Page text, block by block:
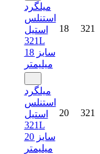
میلگرد
استنلس
استیل
321L
سایز 18
میلیمتر
18 321
میلگرد
استنلس
استیل
321L
سایز 20
میلیمتر
20 321